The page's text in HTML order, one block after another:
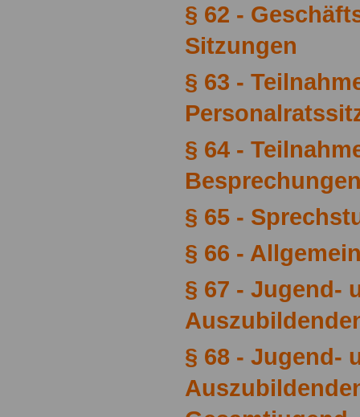
§ 62 -
Sitzungen
§ 63 -
§ 64 -
§ 65 -
§ 66 -
§ 67 - Jugend-
§ 68 - Jugend-